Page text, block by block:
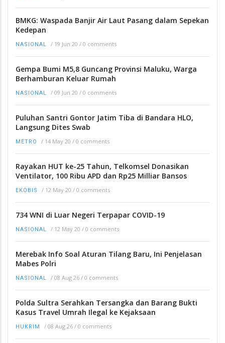
BMKG: Waspada Banjir Air Laut Pasang dalam Sepekan
Kedepan
NASIONAL / 19 Jun 20 / 0 comments
Gempa Bumi M5,8 Guncang Provinsi Maluku, Warga
Berhamburan Keluar Rumah
NASIONAL / 09 Jun 20 / 0 comments
Puluhan Santri Gontor Jatim Tiba di Bandara HLO,
Langsung Dites Swab
METRO / 14 May 20 / 0 comments
Rayakan HUT ke-25 Tahun, Telkomsel Donasikan
Ventilator, 100 Ribu APD dan Rp25 Milliar Bansos
EKOBIS / 12 May 20 / 0 comments
734 WNI di Luar Negeri Terpapar COVID-19
NASIONAL / 12 May 20 / 0 comments
Merebak Info Soal Aturan Tilang Baru, Ini Penjelasan
Mabes Polri
NASIONAL / 08 Aug 26 / 0 comments
Polda Sultra Serahkan Tersangka dan Barang Bukti
Kasus Travel Umrah Ilegal ke Kejaksaan
HUKRIM / 08 Aug 26 / 0 comments